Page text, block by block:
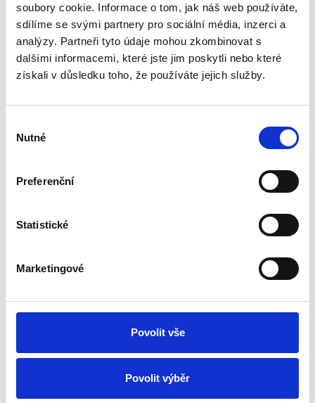
soubory cookie. Informace o tom, jak náš web používáte,
sdílíme se svými partnery pro sociální média, inzerci a
analýzy. Partneři tyto údaje mohou zkombinovat s
dalšími informacemi, které jste jim poskytli nebo které
získali v důsledku toho, že používáte jejich služby.
souhlasu
Nutné
Preferenční
Statistické
Marketingové
Povolit vše
Povolit výběr
Bewertungen unserer Kunden
Dieses Produkt wurde noch nicht bewertet.
Ähnliche Produkte
Rohrbogen gepresst 90°160
15.17 €